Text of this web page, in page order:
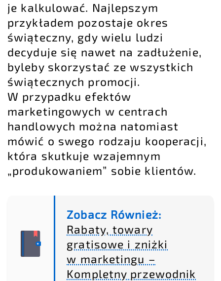
je kalkulować. Najlepszym
przykładem pozostaje okres
świąteczny, gdy wielu ludzi
decyduje się nawet na zadłużenie,
byleby skorzystać ze wszystkich
świątecznych promocji.
W przypadku efektów
marketingowych w centrach
handlowych można natomiast
mówić o swego rodzaju kooperacji,
która skutkuje wzajemnym
„produkowaniem” sobie klientów.
Zobacz Również:
Rabaty, towary
gratisowe i zniżki
w marketingu –
Kompletny przewodnik